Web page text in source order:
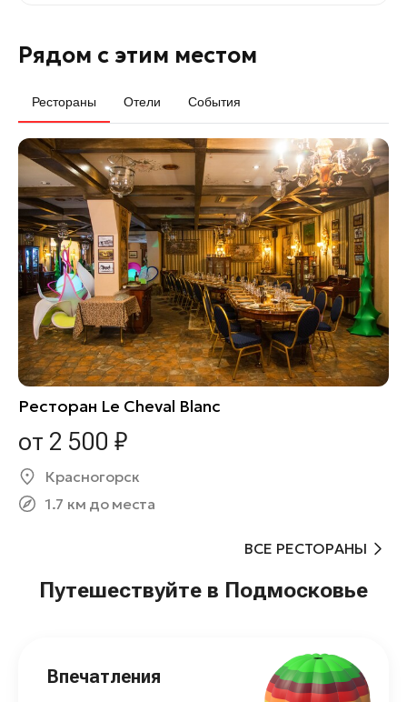
Рядом с этим местом
Рестораны Отели События
Ресторан Le Cheval Blanc
от 2 500 ₽
Красногорск
1.7 км до места
ВСЕ РЕСТОРАНЫ
Путешествуйте в Подмосковье
Впечатления